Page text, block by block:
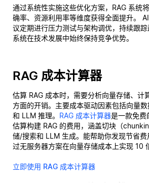
通过系统性实施这些优化方案，RAG 系统
确率、资源利用率等维度获得全面提升。
议定期进行压力测试与架构调优，持续跟
系统在技术发展中始终保持竞争优势。
RAG 成本计算器
估算 RAG 成本时，需要分析向量存储、计
方面的开销。主要成本驱动因素包括向量
和 LLM 推理。 RAG 成本计算器是一款免费
估算构建 RAG 的费用，涵盖切块（
储/搜索和 LLM 生成。能帮助你发现节省
过无服务器方案在向量存储成本上实现 10
立即使用 RAG 成本计算器